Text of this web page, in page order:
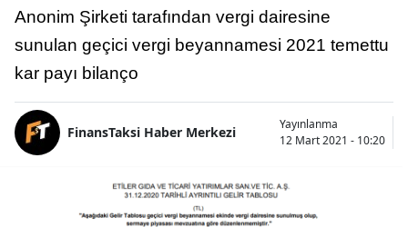
Anonim Şirketi tarafından vergi dairesine
sunulan geçici vergi beyannamesi 2021 temettu
kar payı bilanço
FinansTaksi Haber Merkezi
Yayınlanma
12 Mart 2021 - 10:20